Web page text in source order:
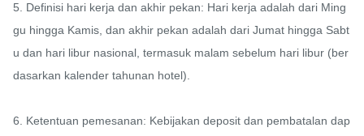
5. Definisi hari kerja dan akhir pekan: Hari kerja adalah dari Ming
gu hingga Kamis, dan akhir pekan adalah dari Jumat hingga Sabt
u dan hari libur nasional, termasuk malam sebelum hari libur (ber
dasarkan kalender tahunan hotel).
6. Ketentuan pemesanan: Kebijakan deposit dan pembatalan dap